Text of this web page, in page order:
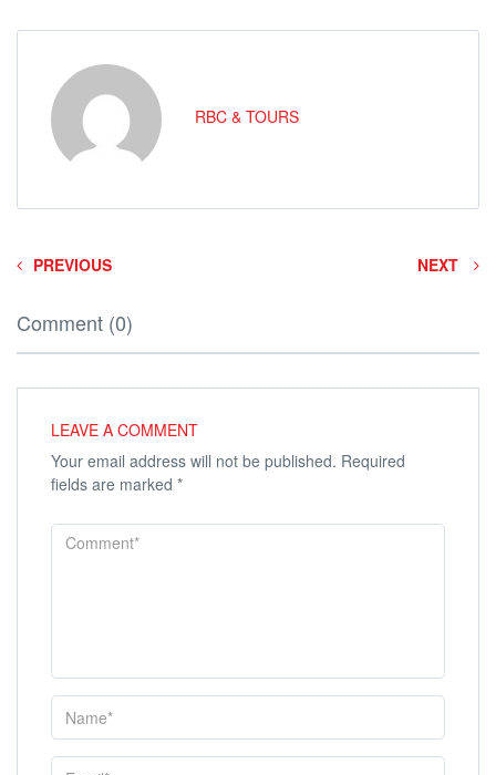
RBC & TOURS
PREVIOUS NEXT
Comment (0)
LEAVE A COMMENT
Your email address will not be published. Required
fields are marked *